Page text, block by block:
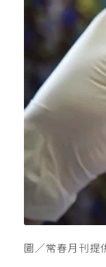
圖／常春月刊提